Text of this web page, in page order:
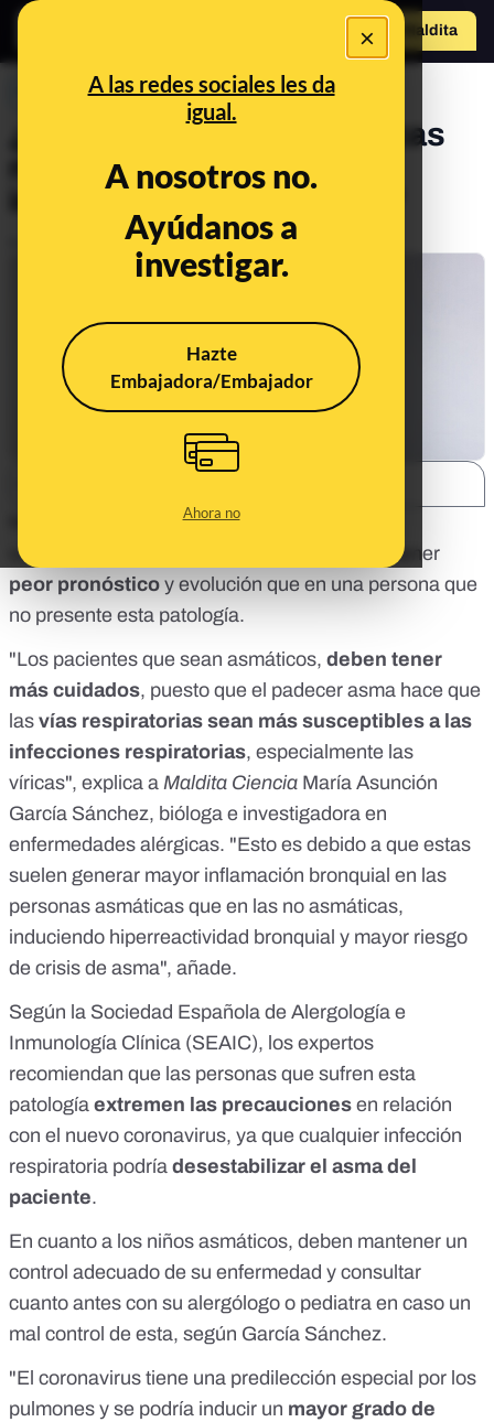
×
A las redes sociales les da
igual.
A nosotros no.
Ayúdanos a
investigar.
Hazte
Embajadora/Embajador
Ahora no
Hazte Maldita
PREBUNKING
¿Son las personas asmáticas
más vulnerables ante una
infección por coronavirus?
May 5, 2020, 6:00:00 AM
Nos habéis preguntado si una infección por
coronavirus en
podría tener
peor pronóstico y evolución que en una persona que
no presente esta patología.
"Los pacientes que sean asmáticos, deben tener
más cuidados, puesto que el padecer asma hace que
las vías respiratorias sean más susceptibles a las
infecciones respiratorias, especialmente las
víricas", explica a Maldita Ciencia María Asunción
García Sánchez, bióloga e investigadora en
enfermedades alérgicas. "Esto es debido a que estas
suelen generar mayor inflamación bronquial en las
personas asmáticas que en las no asmáticas,
induciendo hiperreactividad bronquial y mayor riesgo
de crisis de asma", añade.
Según la Sociedad Española de Alergología e
Inmunología Clínica (SEAIC), los expertos
recomiendan que las personas que sufren esta
patología extremen las precauciones en relación
con el nuevo coronavirus, ya que cualquier infección
respiratoria podría desestabilizar el asma del
paciente.
En cuanto a los niños asmáticos, deben mantener un
control adecuado de su enfermedad y consultar
cuanto antes con su alergólogo o pediatra en caso un
mal control de esta, según García Sánchez.
"El coronavirus tiene una predilección especial por los
pulmones y se podría inducir un mayor grado de